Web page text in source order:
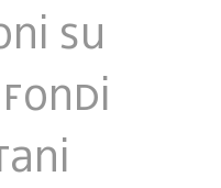
su